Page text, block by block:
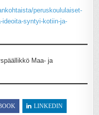
peruskoululaiset-
ideoita-syntyi-kotiin-ja-
Maa- ja
LINKEDIN